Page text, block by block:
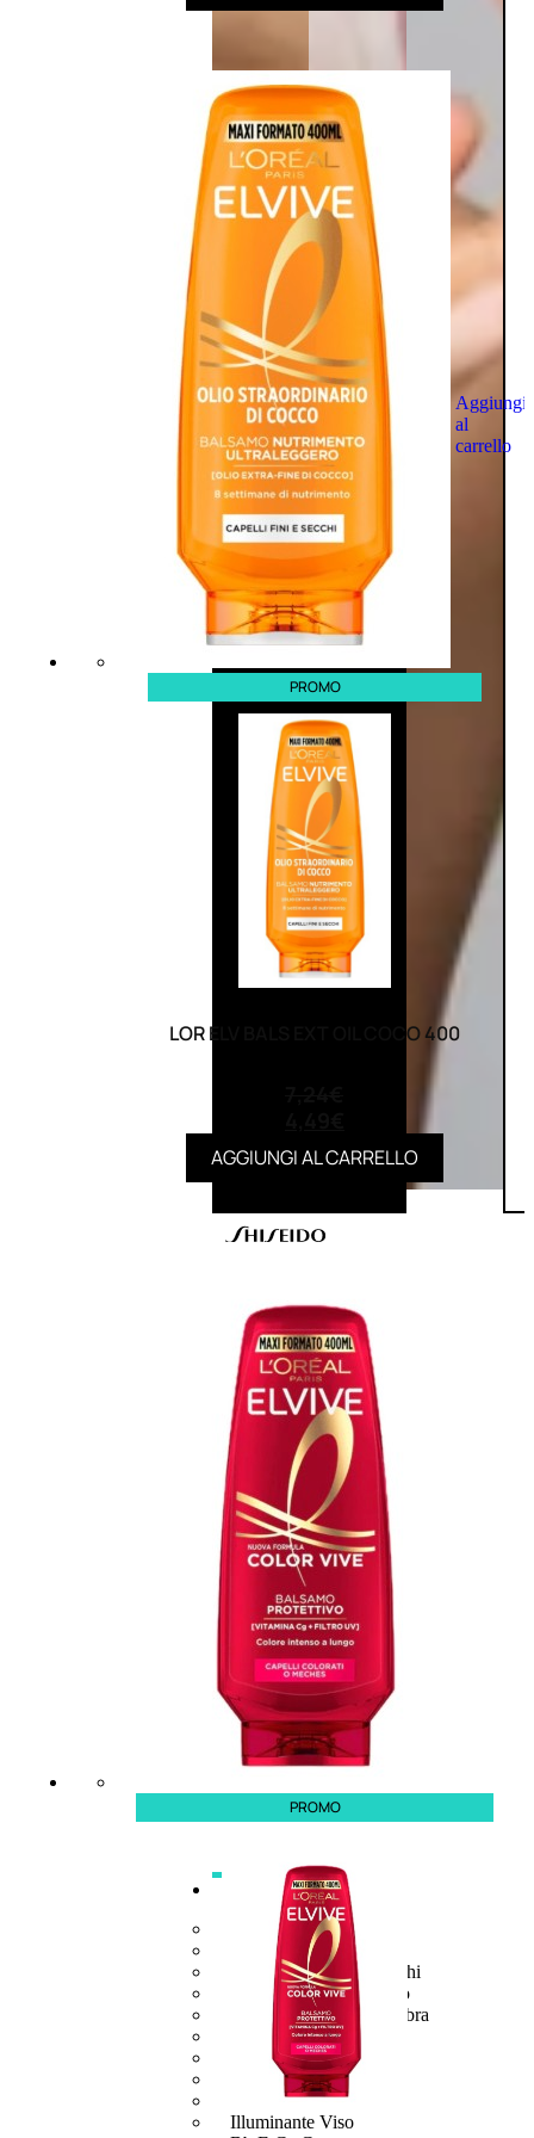
Aggiungi
al
carrello
MAKE UP
Base/ Primer Occhi
Base/ Primer Viso
Palette E Cofanetti Occhi
Palette E Cofanetti Viso
Palette E Cofanetti Labbra
Fondotinta
Cipria
Fard/Blush
Terre Abbronzanti
Illuminante Viso
PROMO
LOR ELV BALS EXT OIL COCO 400
AGGIUNGI AL CARRELLO
PROMO